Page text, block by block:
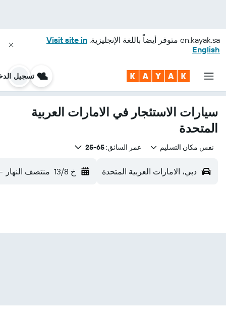
en.kayak.sa متوفر أيضاً باللغة الإنجليزية. Visit site in
English
تسجيل
سيارات الاستئجار في الامارات العربية
المتحدة
نفس مكان التسليم عمر السائق:65-25
دبي، الامارات العربية المتحدة خ 13/8 منتصف النهار -